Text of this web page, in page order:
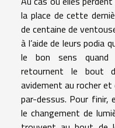
la place de cette
de centaine de
à l’aide de leurs podia
le bon sens quand
retournent le bout
avidement au rocher
par-dessus. Pour
le changement de